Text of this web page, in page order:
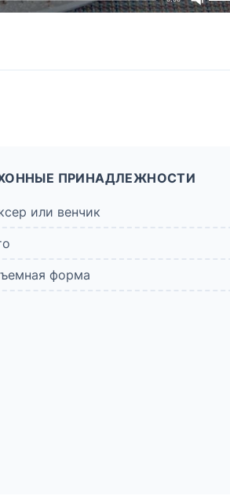
ПРИНАДЛЕЖНОСТИ
или венчик
форма